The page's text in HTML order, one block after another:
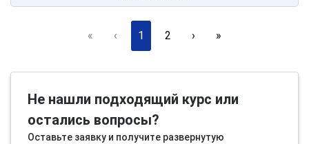
« ‹ 1 2 › »
Не нашли подходящий курс или
остались вопросы?
Оставьте заявку и получите развернутую